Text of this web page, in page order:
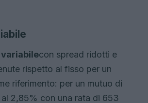
con spread ridotti e
rispetto al fisso per un
riferimento: per un mutuo di
2,85% con una rata di 653